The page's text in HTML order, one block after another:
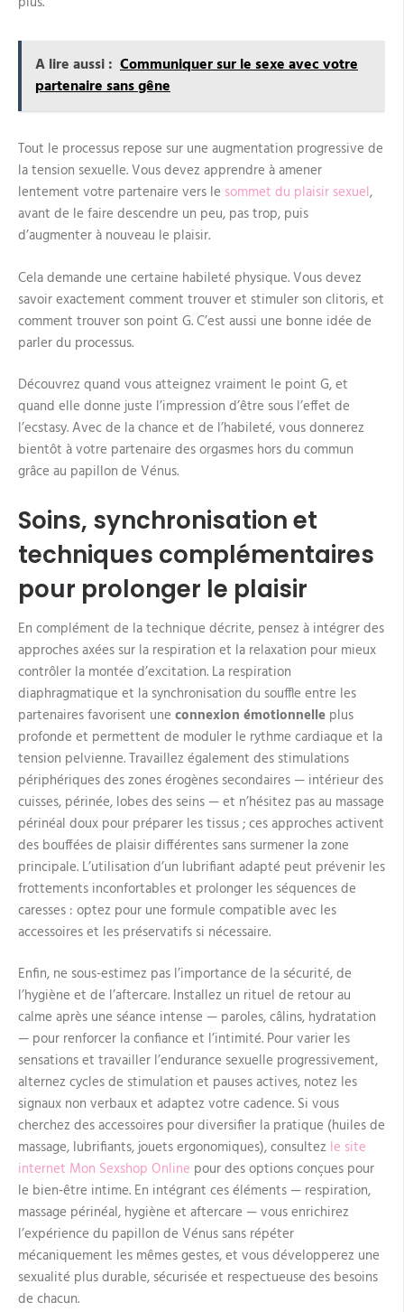
A lire aussi : Communiquer sur le sexe avec votre
partenaire sans gêne
Tout le processus repose sur une augmentation progressive de
la tension sexuelle. Vous devez apprendre à amener
lentement votre partenaire vers le sommet du plaisir sexuel,
avant de le faire descendre un peu, pas trop, puis
d’augmenter à nouveau le plaisir.
Cela demande une certaine habileté physique. Vous devez
savoir exactement comment trouver et stimuler son clitoris, et
comment trouver son point G. C’est aussi une bonne idée de
parler du processus.
Découvrez quand vous atteignez vraiment le point G, et
quand elle donne juste l’impression d’être sous l’effet de
l’ecstasy. Avec de la chance et de l’habileté, vous donnerez
bientôt à votre partenaire des orgasmes hors du commun
grâce au papillon de Vénus.
Soins, synchronisation et
techniques complémentaires
pour prolonger le plaisir
En complément de la technique décrite, pensez à intégrer des
approches axées sur la respiration et la relaxation pour mieux
contrôler la montée d’excitation. La respiration
diaphragmatique et la synchronisation du souffle entre les
partenaires favorisent une connexion émotionnelle plus
profonde et permettent de moduler le rythme cardiaque et la
tension pelvienne. Travaillez également des stimulations
périphériques des zones érogènes secondaires — intérieur des
cuisses, périnée, lobes des seins — et n’hésitez pas au massage
périnéal doux pour préparer les tissus ; ces approches activent
des bouffées de plaisir différentes sans surmener la zone
principale. L’utilisation d’un lubrifiant adapté peut prévenir les
frottements inconfortables et prolonger les séquences de
caresses : optez pour une formule compatible avec les
accessoires et les préservatifs si nécessaire.
Enfin, ne sous-estimez pas l’importance de la sécurité, de
l’hygiène et de l’aftercare. Installez un rituel de retour au
calme après une séance intense — paroles, câlins, hydratation
— pour renforcer la confiance et l’intimité. Pour varier les
sensations et travailler l’endurance sexuelle progressivement,
alternez cycles de stimulation et pauses actives, notez les
signaux non verbaux et adaptez votre cadence. Si vous
cherchez des accessoires pour diversifier la pratique (huiles de
massage, lubrifiants, jouets ergonomiques), consultez le site
internet Mon Sexshop Online pour des options conçues pour
le bien‑être intime. En intégrant ces éléments — respiration,
massage périnéal, hygiène et aftercare — vous enrichirez
l’expérience du papillon de Vénus sans répéter
mécaniquement les mêmes gestes, et vous développerez une
sexualité plus durable, sécurisée et respectueuse des besoins
de chacun.